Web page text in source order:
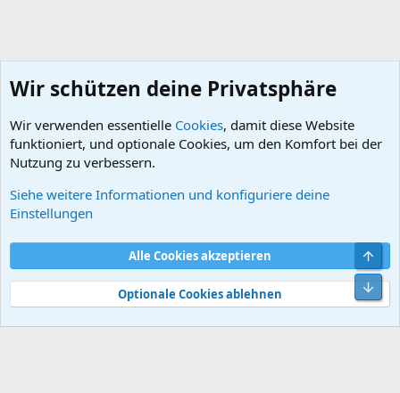
Mechanik
Nutzungsbedingungen
Datenschutz
Hilfe und Impressum
Start
R
S
Community platform by XenForo® © 2010-2026 XenForo Ltd.
Wir schützen deine Privatsphäre
Wir verwenden essentielle Cookies, damit diese Website
funktioniert, und optionale Cookies, um den Komfort bei der
Nutzung zu verbessern.
Siehe weitere Informationen und konfiguriere deine
Einstellungen
Alle Cookies akzeptieren
Optionale Cookies ablehnen